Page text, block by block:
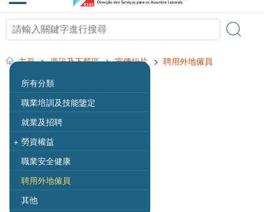
主頁 > 資訊及下載區 > 宣傳短片 > 聘用外地僱員
所有分類
職業培訓及技能鑒定
就業及招聘
+ 勞資權益
職業安全健康
聘用外地僱員
其他